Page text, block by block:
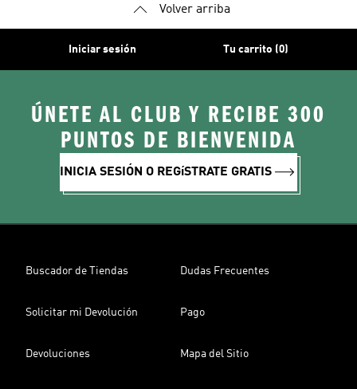
Volver arriba
Iniciar sesión Tu carrito (0)
ÚNETE AL CLUB Y RECIBE 300
PUNTOS DE BIENVENIDA
INICIA SESIÓN O REGíSTRATE GRATIS
Buscador de Tiendas Dudas Frecuentes
Solicitar mi Devolución Pago
Devoluciones Mapa del Sitio